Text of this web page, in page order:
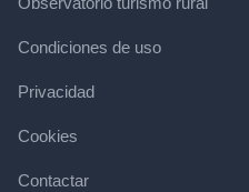
Condiciones de uso
Privacidad
Cookies
Contactar